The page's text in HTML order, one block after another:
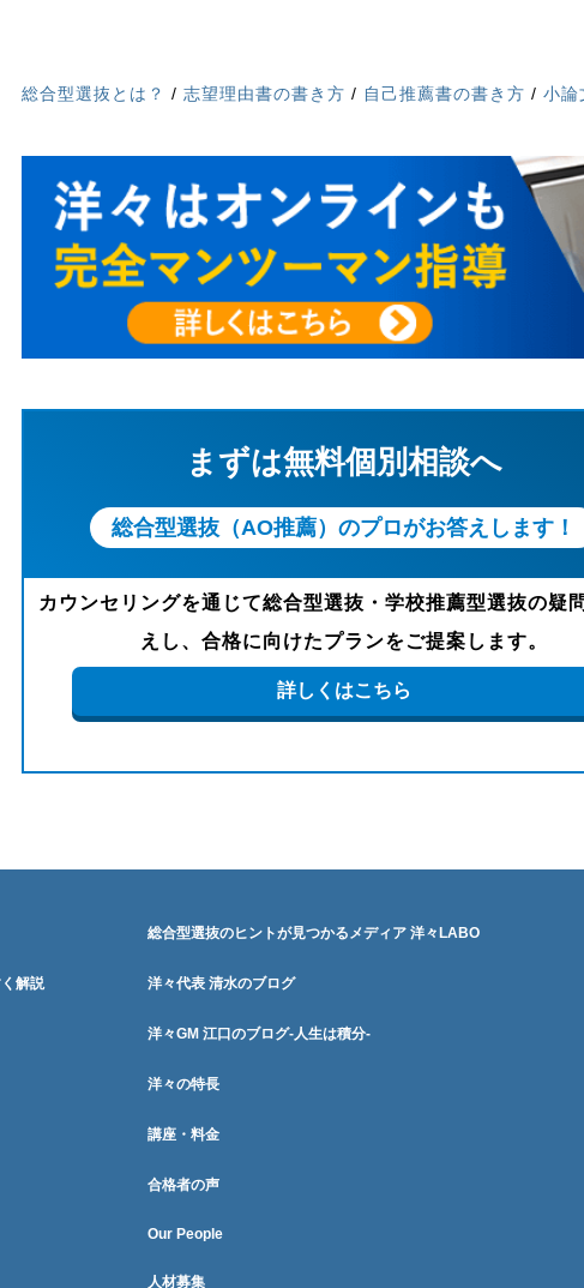
総合型選抜とは？ / 志望理由書の書き方 / 自己推薦書の書き方 / 小論
まずは無料個別相談へ
総合型選抜（AO推薦）のプロがお答えします！
カウンセリングを通じて総合型選抜・学校推薦型選抜の疑
えし、合格に向けたプランをご提案します。
詳しくはこちら
解説
総合型選抜のヒントが見つかるメディア 洋々LABO
洋々代表 清水のブログ
洋々GM 江口のブログ-人生は積分-
洋々の特長
講座・料金
合格者の声
Our People
人材募集